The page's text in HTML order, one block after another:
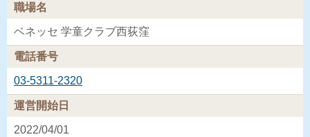
職場名
ベネッセ 学童クラブ西荻窪
電話番号
03-5311-2320
運営開始日
2022/04/01